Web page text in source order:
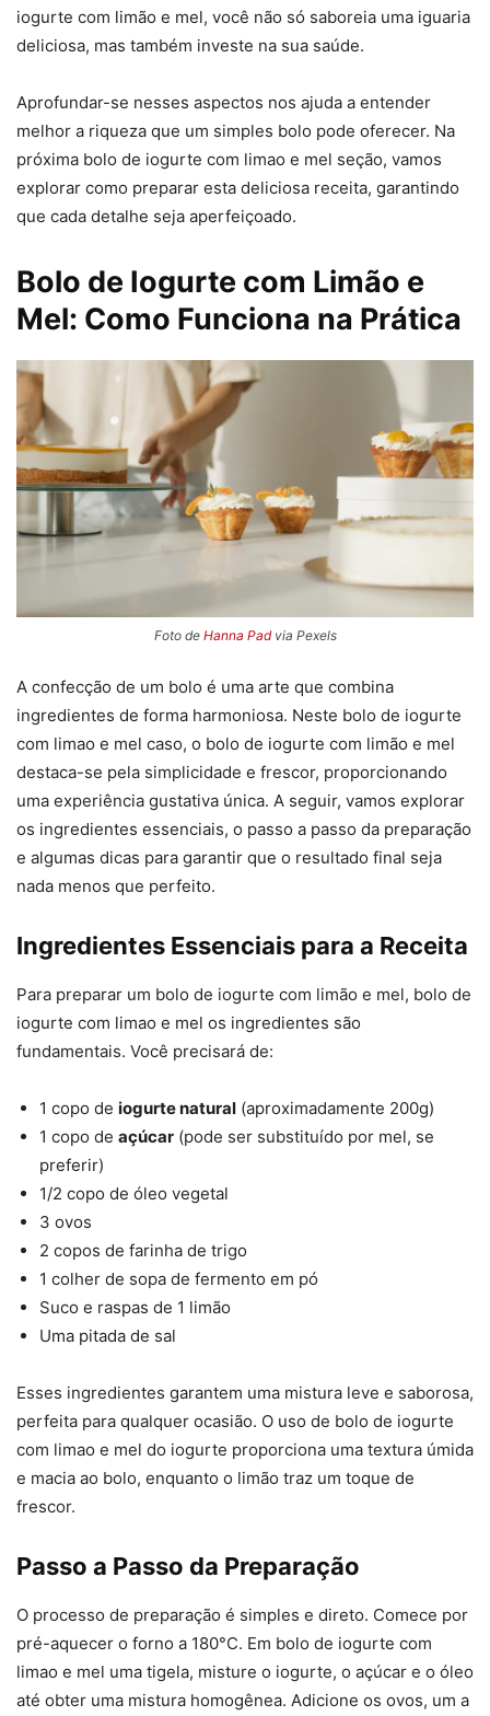
iogurte com limão e mel, você não só saboreia uma iguaria
deliciosa, mas também investe na sua saúde.
Aprofundar-se nesses aspectos nos ajuda a entender
melhor a riqueza que um simples bolo pode oferecer. Na
próxima bolo de iogurte com limao e mel seção, vamos
explorar como preparar esta deliciosa receita, garantindo
que cada detalhe seja aperfeiçoado.
Bolo de Iogurte com Limão e
Mel: Como Funciona na Prática
Foto de Hanna Padvia Pexels
A confecção de um bolo é uma arte que combina
ingredientes de forma harmoniosa. Neste bolo de iogurte
com limao e mel caso, o bolo de iogurte com limão e mel
destaca-se pela simplicidade e frescor, proporcionando
uma experiência gustativa única. A seguir, vamos explorar
os ingredientes essenciais, o passo a passo da preparação
e algumas dicas para garantir que o resultado final seja
nada menos que perfeito.
Ingredientes Essenciais para a Receita
Para preparar um bolo de iogurte com limão e mel, bolo de
iogurte com limao e mel os ingredientes são
fundamentais. Você precisará de:
1 copo de iogurte natural (aproximadamente 200g)
1 copo de açúcar (pode ser substituído por mel, se
preferir)
1/2 copo de óleo vegetal
3 ovos
2 copos de farinha de trigo
1 colher de sopa de fermento em pó
Suco e raspas de 1 limão
Uma pitada de sal
Esses ingredientes garantem uma mistura leve e saborosa,
perfeita para qualquer ocasião. O uso de bolo de iogurte
com limao e mel do iogurte proporciona uma textura úmida
e macia ao bolo, enquanto o limão traz um toque de
frescor.
Passo a Passo da Preparação
O processo de preparação é simples e direto. Comece por
pré-aquecer o forno a 180°C. Em bolo de iogurte com
limao e mel uma tigela, misture o iogurte, o açúcar e o óleo
até obter uma mistura homogênea. Adicione os ovos, um a